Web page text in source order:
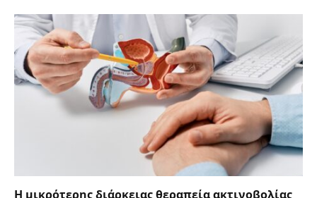
Η μικρότερης διάρκειας θεραπεία ακτινοβολίας